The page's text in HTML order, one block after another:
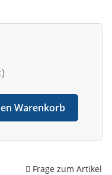
Warenkorb
Frage zum Artikel